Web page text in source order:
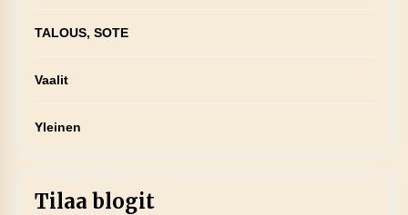
TALOUS, SOTE
Vaalit
Yleinen
Tilaa blogit